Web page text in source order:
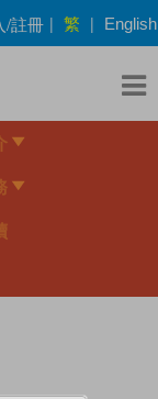
/註冊 | 繁 | English